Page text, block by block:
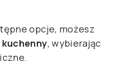
opcje, możesz
, wybierając